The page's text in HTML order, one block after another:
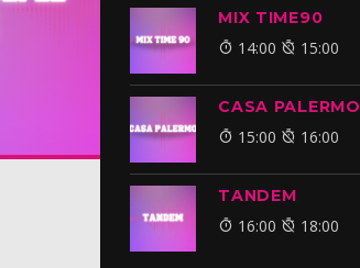
MIX TIME90
14:00 15:00
CASA PALERMO
15:00 16:00
TANDEM
16:00 18:00